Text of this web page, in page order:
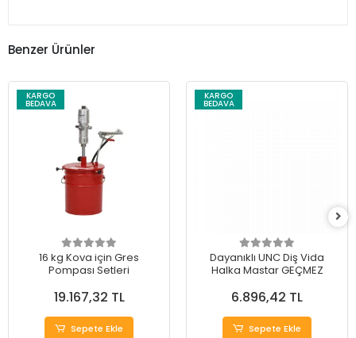
Benzer Ürünler
KARGO
BEDAVA
16 kg Kova için Gres
Pompası Setleri
19.167,32 TL
Sepete Ekle
KARGO
BEDAVA
Dayanıklı UNC Diş Vida
Halka Mastar GEÇMEZ
6.896,42 TL
Sepete Ekle